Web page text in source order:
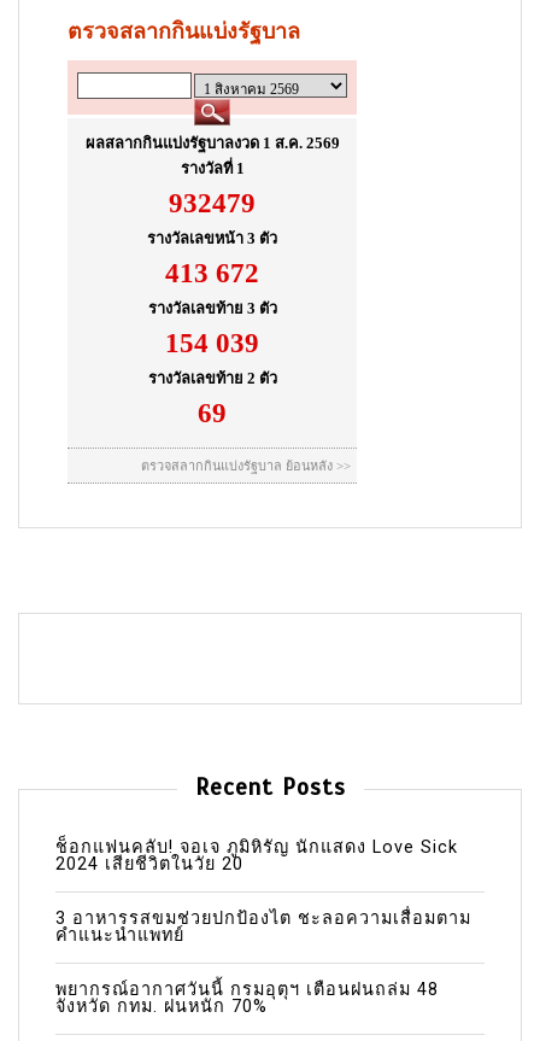
Recent Posts
ช็อกแฟนคลับ! จอเจ ภูมิหิรัญ นักแสดง Love Sick
2024 เสียชีวิตในวัย 20
3 อาหารรสขมช่วยปกป้องไต ชะลอความเสื่อมตาม
คำแนะนำแพทย์
พยากรณ์อากาศวันนี้ กรมอุตุฯ เตือนฝนถล่ม 48
จังหวัด กทม. ฝนหนัก 70%